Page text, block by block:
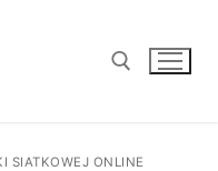
SIATKOWEJ ONLINE